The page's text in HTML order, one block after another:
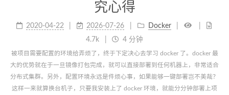
究心得
2020-04-22 2026-07-26
Docker
4.7k
4 分钟
被项目需要配置的环境给弄烦了，终于下定决心去学习 docker 了。docker 最
大的优势就在于一旦镜像打包完成，就可以直接部署到任何机器上，非常适合
分布式集群。另外，配置环境永远是件烦心事，如果能够一键部署岂不美哉？
这样一来就算换台机子，只要我安装上了 docker 环境，就能分分钟部署上项